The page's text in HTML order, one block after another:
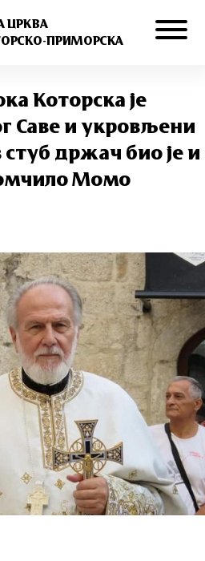
ЦРКВА
ПРИМОРСКА
Которска је
Саве и укровљени
држач био је и
Момо